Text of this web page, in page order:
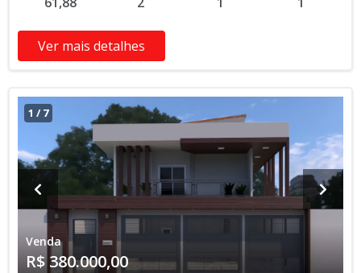
Ver mais detalhes
1 /7
Venda
R$ 380.000,00